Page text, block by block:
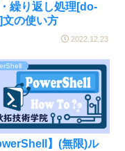
繰り返し処理[do-
の使い方
2022.12.23
】(無限)ル